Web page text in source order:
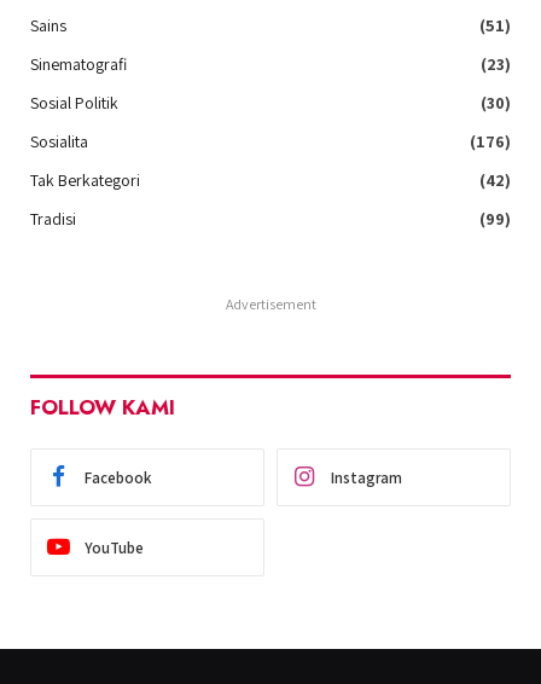
Sains
(51)
Sinematografi
(23)
Sosial Politik
(30)
Sosialita
(176)
Tak Berkategori
(42)
Tradisi
(99)
Advertisement
FOLLOW KAMI
Facebook Instagram
YouTube